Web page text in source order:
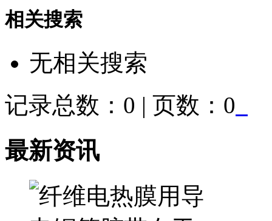
相关搜索
无相关搜索
记录总数：0 | 页数：0
最新资讯